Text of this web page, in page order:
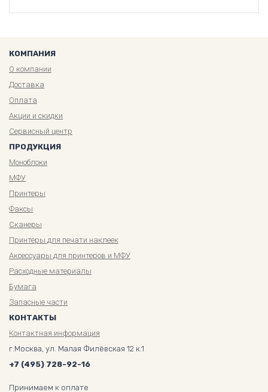
КОМПАНИЯ
О компании
Доставка
Оплата
Акции и скидки
Сервисный центр
ПРОДУКЦИЯ
Моноблоки
МФУ
Принтеры
Факсы
Сканеры
Принтеры для печати наклеек
Аксессуары для принтеров и МФУ
Расходные материалы
Бумага
Запасные части
КОНТАКТЫ
Контактная информация
г.Москва, ул. Малая Филёвская 12 к.1
+7 (495) 728-92-16
Принимаем к оплате